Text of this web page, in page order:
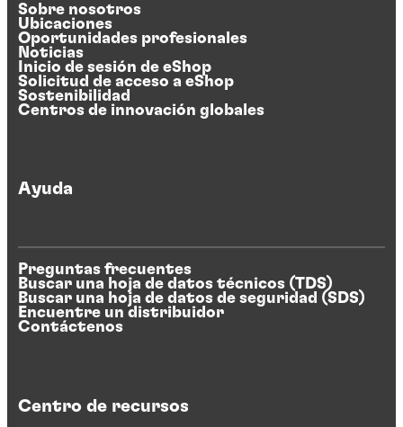
Sobre nosotros
Ubicaciones
Oportunidades profesionales
Noticias
Inicio de sesión de eShop
Solicitud de acceso a eShop
Sostenibilidad
Centros de innovación globales
Ayuda
Preguntas frecuentes
Buscar una hoja de datos técnicos (TDS)
Buscar una hoja de datos de seguridad (SDS)
Encuentre un distribuidor
Contáctenos
Centro de recursos